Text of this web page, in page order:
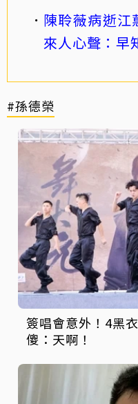
陳聆薇病逝江
來人心聲：早
#孫德榮
簽唱會意外！4黑
傻：天啊！